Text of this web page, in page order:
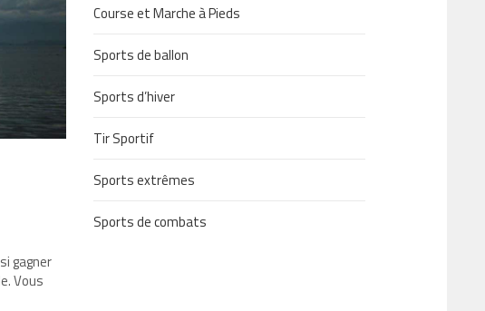
gagner
Vous
Course et Marche à Pieds
Sports de ballon
Sports d’hiver
Tir Sportif
Sports extrêmes
Sports de combats